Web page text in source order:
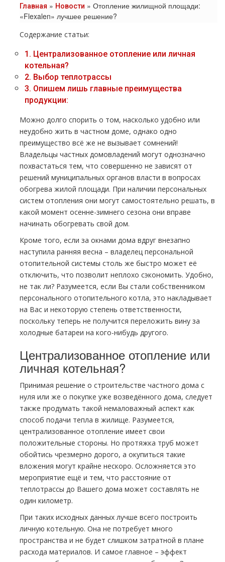
Главная » Новости » Отопление жилищной площади:
«Flexalen» лучшее решение?
Содержание статьи:
1. Централизованное отопление или личная
котельная?
2. Выбор теплотрассы
3. Опишем лишь главные преимущества
продукции:
Можно долго спорить о том, насколько удобно или
неудобно жить в частном доме, однако одно
преимущество всё же не вызывает сомнений!
Владельцы частных домовладений могут однозначно
похвастаться тем, что совершенно не зависят от
решений муниципальных органов власти в вопросах
обогрева жилой площади. При наличии персональных
систем отопления они могут самостоятельно решать, в
какой момент осенне-зимнего сезона они вправе
начинать обогревать свой дом.
Кроме того, если за окнами дома вдруг внезапно
наступила ранняя весна – владелец персональной
отопительной системы столь же быстро может её
отключить, что позволит неплохо сэкономить. Удобно,
не так ли? Разумеется, если Вы стали собственником
персонального отопительного котла, это накладывает
на Вас и некоторую степень ответственности,
поскольку теперь не получится переложить вину за
холодные батареи на кого-нибудь другого.
Централизованное отопление или
личная котельная?
Принимая решение о строительстве частного дома с
нуля или же о покупке уже возведённого дома, следует
также продумать такой немаловажный аспект как
способ подачи тепла в жилище. Разумеется,
централизованное отопление имеет свои
положительные стороны. Но протяжка труб может
обойтись чрезмерно дорого, а окупиться такие
вложения могут крайне нескоро. Осложняется это
мероприятие ещё и тем, что расстояние от
теплотрассы до Вашего дома может составлять не
один километр.
При таких исходных данных лучше всего построить
личную котельную. Она не потребует много
пространства и не будет слишком затратной в плане
расхода материалов. И самое главное – эффект